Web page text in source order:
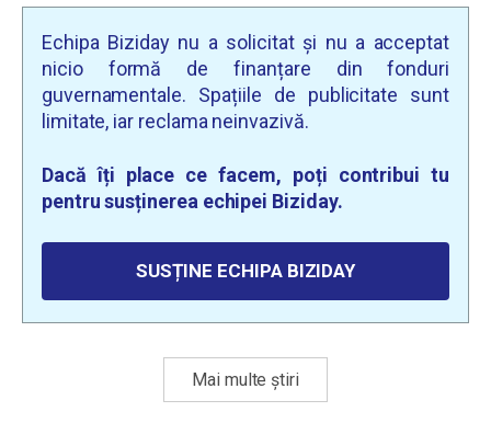
Echipa Biziday nu a solicitat și nu a acceptat
nicio formă de finanțare din fonduri
guvernamentale. Spațiile de publicitate sunt
limitate, iar reclama neinvazivă.
Dacă îți place ce facem, poți contribui tu
pentru susținerea echipei Biziday.
SUSȚINE ECHIPA BIZIDAY
Mai multe știri